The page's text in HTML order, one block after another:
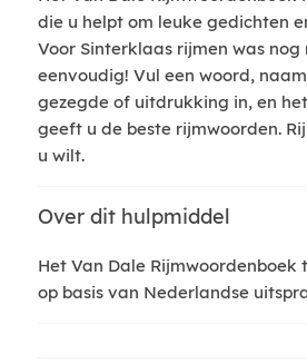
die u helpt om leuke gedichten
Voor Sinterklaas rijmen was nog
eenvoudig! Vul een woord,
gezegde of uitdrukking in, en
geeft u de beste rijmwoorden.
u wilt.
Over dit hulpmiddel
Het Van Dale Rijmwoordenboek
op basis van Nederlandse